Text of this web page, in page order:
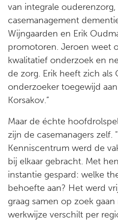
van integrale
casemanagement
Wijngaarden en Erik
promotoren. Jeroen weet
kwalitatief onderzoek en
de zorg. Erik heeft zich als
onderzoeker toegewijd
Korsakov.”
Maar de échte
zijn de casemanagers zelf.
Kenniscentrum werd de
bij elkaar gebracht. Met
instantie gespard: welke
behoefte aan? Het werd
graag samen op zoek
werkwijze verschilt per